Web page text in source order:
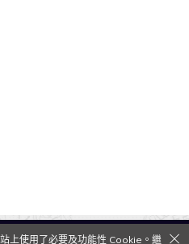
上使用了必要及功能性 Cookie。繼